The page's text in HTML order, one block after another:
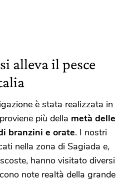
alleva il pesce
è stata realizzata in
più della metà delle
branzini e orate. I nostri
nella zona di Sagiada e,
hanno visitato diversi
note realtà della grande